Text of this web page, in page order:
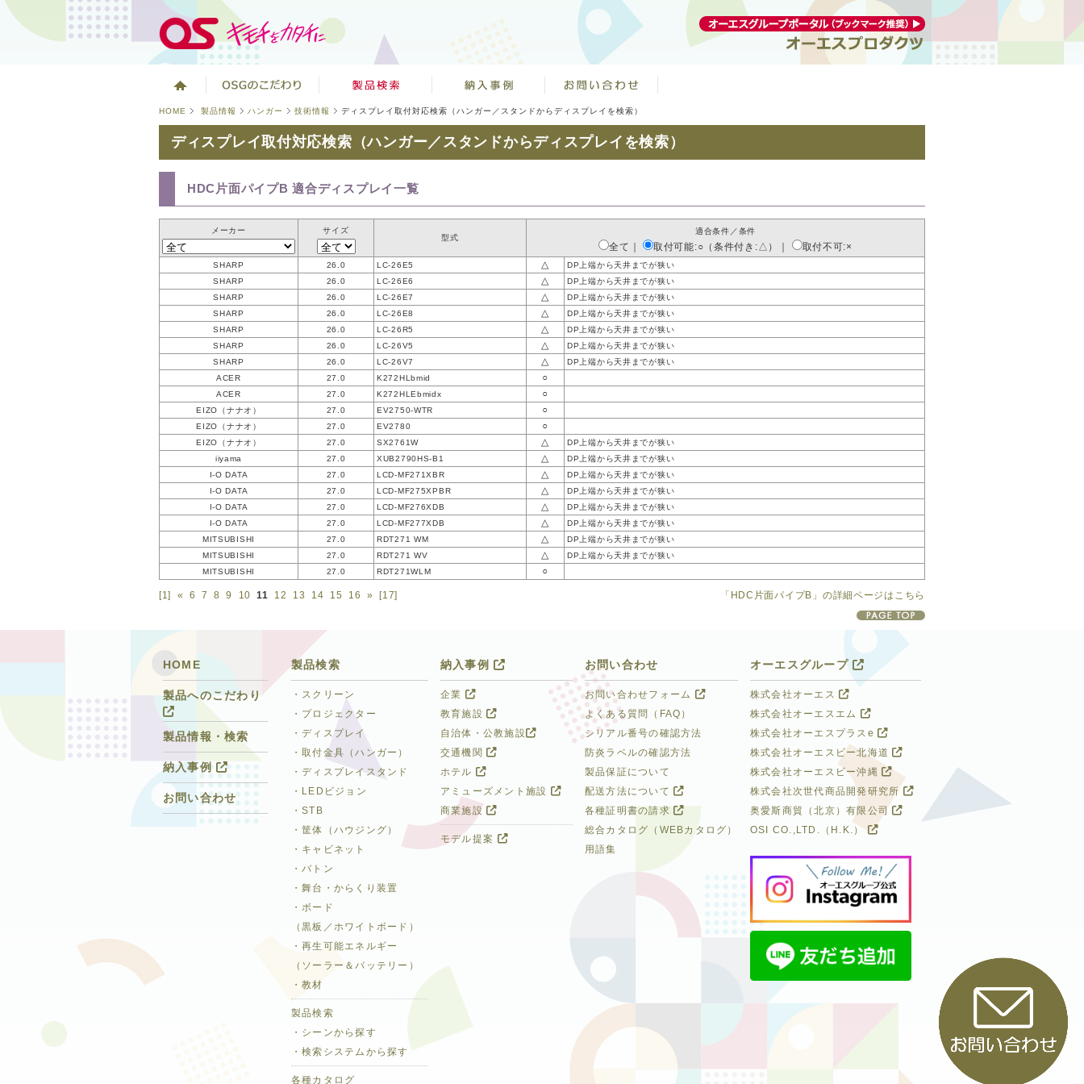
HOME 製品情報 ハンガー 技術情報 ディスプレイ取付対応検索（ハンガー／スタンドからディスプレイを検索）
ディスプレイ取付対応検索（ハンガー／スタンドからディスプレイを検索）
HDC片面パイプB 適合ディスプレイ一覧
メーカー
サイズ
型式
適合条件／条件
全て ｜ 取付可能:○（条件付き:△） 取付不可:×
SHARP 26.0 LC-26E5 △
DP上端から天井までが狭い
SHARP
26.0 LC-26E6 △
DP上端から天井までが狭い
SHARP
26.0 LC-26E7 △
DP上端から天井までが狭い
SHARP
26.0 LC-26E8 △
DP上端から天井までが狭い
SHARP
26.0 LC-26R5 △
DP上端から天井までが狭い
SHARP
26.0 LC-26V5 △
DP上端から天井までが狭い
SHARP
26.0 LC-26V7 △
DP上端から天井までが狭い
ACER
27.0 K272HLbmid ○
ACER 27.0 K272HLEbmidx ○
EIZO（ナナオ） 27.0 EV2750-WTR ○
EIZO（ナナオ） 27.0 EV2780 ○
EIZO（ナナオ） 27.0 SX2761W △
DP上端から天井までが狭い
iiyama
27.0 XUB2790HS-B1 △
DP上端から天井までが狭い
I-O DATA
27.0 LCD-MF271XBR △
DP上端から天井までが狭い
I-O DATA
27.0 LCD-MF275XPBR △
DP上端から天井までが狭い
I-O DATA
27.0 LCD-MF276XDB △
DP上端から天井までが狭い
I-O DATA
27.0 LCD-MF277XDB △
DP上端から天井までが狭い
MITSUBISHI
27.0 RDT271 WM △
DP上端から天井までが狭い
MITSUBISHI
27.0 RDT271 WV △
DP上端から天井までが狭い
MITSUBISHI
27.0 RDT271WLM ○
[1] « 6 7 8 9 10 11 12 13 14 15 16 » [17] 「HDC片面パイプB」の詳細ページはこちら
HOME
製品へのこだわり
製品情報・検索
納入事例
お問い合わせ
オーエスグループ
株式会社オーエス
株式会社オーエスエム
株式会社オーエスプラスe
株式会社オーエスビー北海道
株式会社オーエスビー沖縄
株式会社次世代商品開発研究所
奥愛斯商貿（北京）有限公司
OSI CO.,LTD.（H.K.）
お問い合わせ
お問い合わせフォーム
よくある質問（FAQ）
シリアル番号の確認方法
防炎ラベルの確認方法
製品保証について
配送方法について
各種証明書の請求
総合カタログ（WEBカタログ）
用語集
納入事例
企業
教育施設
自治体・公教施設
交通機関
ホテル
アミューズメント施設
商業施設
モデル提案
製品検索
・スクリーン
・プロジェクター
・ディスプレイ
・取付金具（ハンガー）
・ディスプレイスタンド
・LEDビジョン
・STB
・筐体（ハウジング）
・キャビネット
・バトン
・舞台・からくり装置
・ボード
（黒板／ホワイトボード）
・再生可能エネルギー
（ソーラー＆バッテリー）
・教材
製品検索
・シーンから探す
・検索システムから探す
各種カタログ